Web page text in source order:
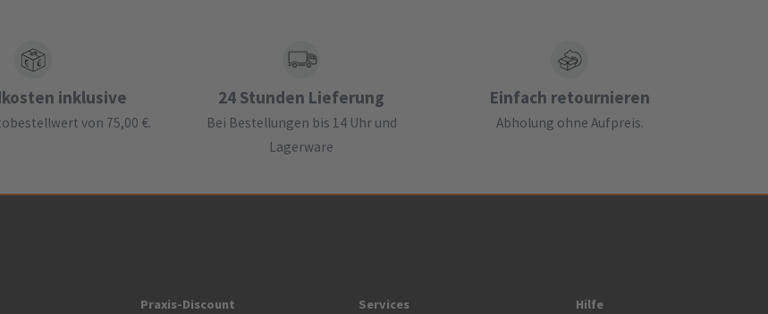
inklusive
von 75,00 €.
24 Stunden Lieferung
Bei Bestellungen bis 14 Uhr und
Lagerware
Einfach retournieren
Abholung ohne Aufpreis.
Praxis-Discount Services Hilfe